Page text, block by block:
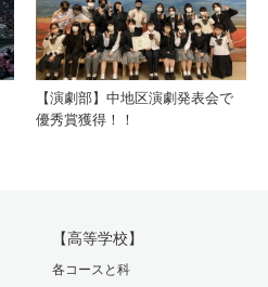
【演劇部】中地区演劇発表会で
優秀賞獲得！！
【高等学校】
各コースと科